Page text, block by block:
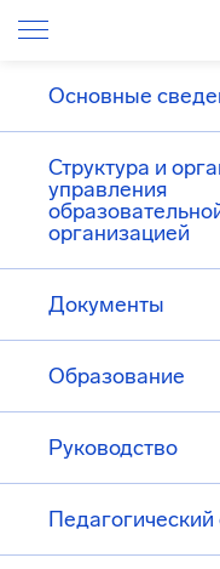
Основные
Структура и
управления
организацией
Документы
Образование
Руководство
Педагогический